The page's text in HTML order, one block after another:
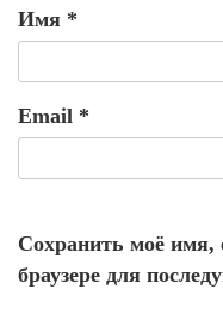
Имя *
Email *
Сохранить моё имя,
браузере для